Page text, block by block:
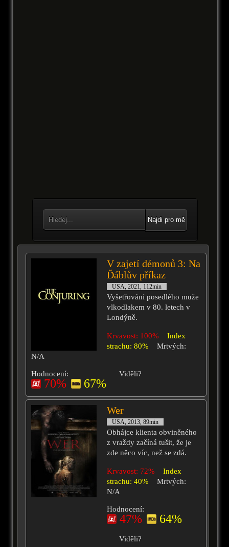
Najdi pro mě
V zajetí démonů 3: Na
Ďáblův příkaz
USA, 2021, 112min
Vyšetřování posedlého muže
vlkodlakem v 80. letech v
Londýně.
Krvavost: 100%
Index
strachu: 80%
Mrtvých:
N/A
Hodnocení:
70% 67%
Viděli?
Wer
USA, 2013, 89min
Obhájce klienta obviněného
z vraždy začíná tušit, že je
zde něco víc, než se zdá.
Krvavost: 72%
Index
strachu: 40%
Mrtvých:
N/A
Hodnocení:
47% 64%
Viděli?